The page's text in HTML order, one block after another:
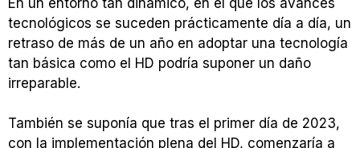
tecnológicos se suceden prácticamente día a día, un
retraso de más de un año en adoptar una tecnología
tan básica como el HD podría suponer un daño
irreparable.
También se suponía que tras el primer día de 2023,
con la implementación plena del HD, comenzaría a